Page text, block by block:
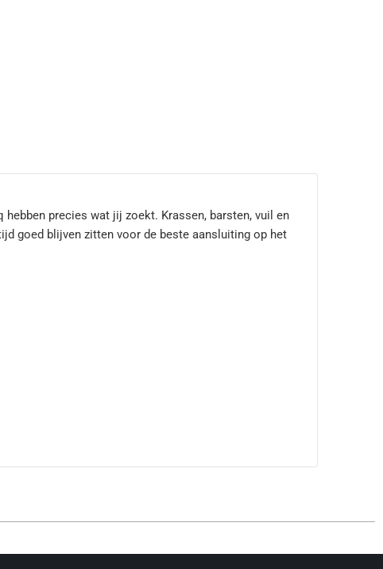
precies wat jij zoekt. Krassen, barsten, vuil en
goed blijven zitten voor de beste aansluiting op het